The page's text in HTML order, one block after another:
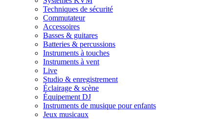
Techniques de sécurité
Commutateur
Accessoires
Basses & guitares
Batteries & percussions
Instruments à touches
Instruments à vent
Live
Studio & enregistrement
Éclairage & scène
Équipement DJ
Instruments de musique pour enfants
Jeux musicaux